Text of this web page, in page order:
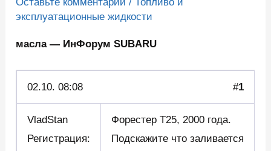
эксплуатационные жидкости
масла — ИнФорум SUBARU
02.10. 08:08 #1
VladStan
Регистрация:
Форестер Т25, 2000 года.
Подскажите что заливается